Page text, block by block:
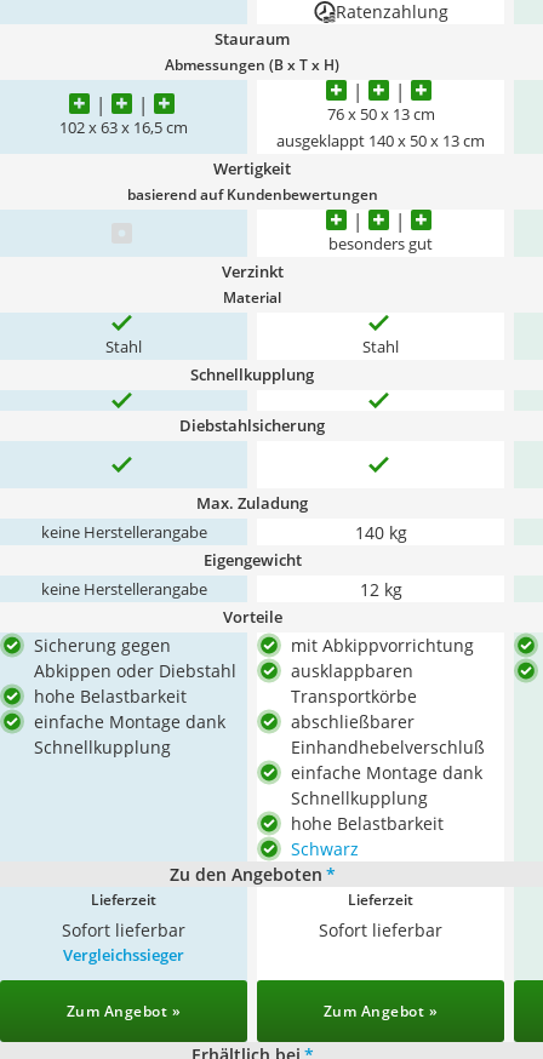
Ratenzahlung
Stauraum
Abmessungen (B x T x H)
102 x 63 x 16,5 cm
76 x 50 x 13 cm
ausgeklappt 140 x 50 x 13 cm
Wertigkeit
basierend auf Kundenbewertungen
besonders gut
Verzinkt
Material
Stahl Stahl
Schnellkupplung
Diebstahlsicherung
Max. Zuladung
keine Herstellerangabe 140 kg
Eigengewicht
keine Herstellerangabe 12 kg
Vorteile
Sicherung gegen
Abkippen oder Diebstahl
hohe Belastbarkeit
einfache Montage dank
Schnellkupplung
mit Abkippvorrichtung
ausklappbaren
Transportkörbe
abschließbarer
Einhandhebelverschluß
einfache Montage dank
Schnellkupplung
hohe Belastbarkeit
Schwarz
Zu den Angeboten *
Lieferzeit
Sofort lieferbar
Lieferzeit
Sofort lieferbar
Vergleichssieger
Zum Angebot » Zum Angebot »